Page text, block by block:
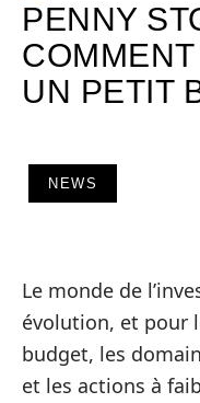
PENNY
UN PETIT
NEWS
Le monde de
évolution, et pour
budget, les
et les actions à